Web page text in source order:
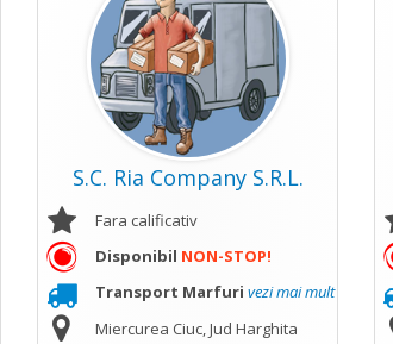
S.C. Ria Company S.R.L.
Fara calificativ
Disponibil NON-STOP!
Transport Marfuri vezi mai mult
Miercurea Ciuc, Jud Harghita